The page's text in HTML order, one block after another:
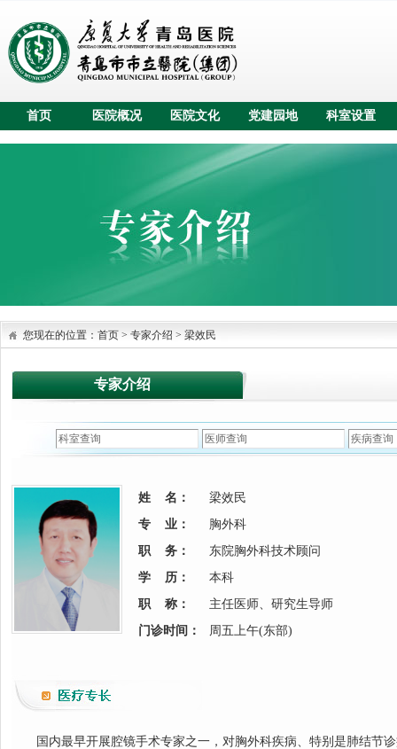
首页 医院概况 医院文化 党建园地 科室设置
您现在的位置： 首页 > 专家介绍 > 梁效民
专家介绍
姓 名：
梁效民
专 业：
胸外科
职 务：
东院胸外科技术顾问
学 历：
本科
职 称：
主任医师、研究生导师
门诊时间：
周五上午(东部)
国内最早开展腔镜手术专家之一，对胸外科疾病、特别是肺结节